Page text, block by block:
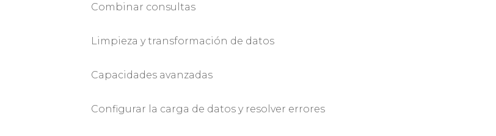
Combinar consultas
Limpieza y transformación de datos
Capacidades avanzadas
Configurar la carga de datos y resolver errores